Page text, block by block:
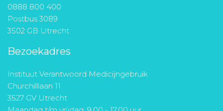
0888 800 400
Postbus 3089
3502 GB Utrecht
Bezoekadres
Instituut Verantwoord Medicijngebruik
Churchilllaan 11
3527 GV Utrecht